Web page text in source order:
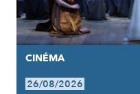
CINÉMA
26/08/2026